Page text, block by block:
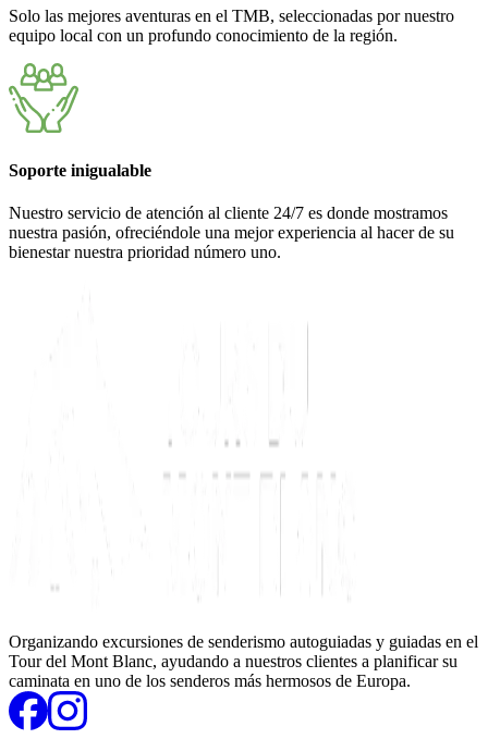
Solo las mejores aventuras en el TMB, seleccionadas por nuestro
equipo local con un profundo conocimiento de la región.
Soporte inigualable
Nuestro servicio de atención al cliente 24/7 es donde mostramos
nuestra pasión, ofreciéndole una mejor experiencia al hacer de su
bienestar nuestra prioridad número uno.
Organizando excursiones de senderismo autoguiadas y guiadas en el
Tour del Mont Blanc, ayudando a nuestros clientes a planificar su
caminata en uno de los senderos más hermosos de Europa.